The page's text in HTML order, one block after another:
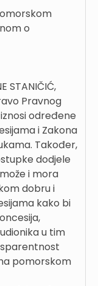
o
STANIČIĆ,
Pravnog
određene
i Zakona
Također,
dodjele
i mora
dobru i
kako bi
u tim
pomorskom